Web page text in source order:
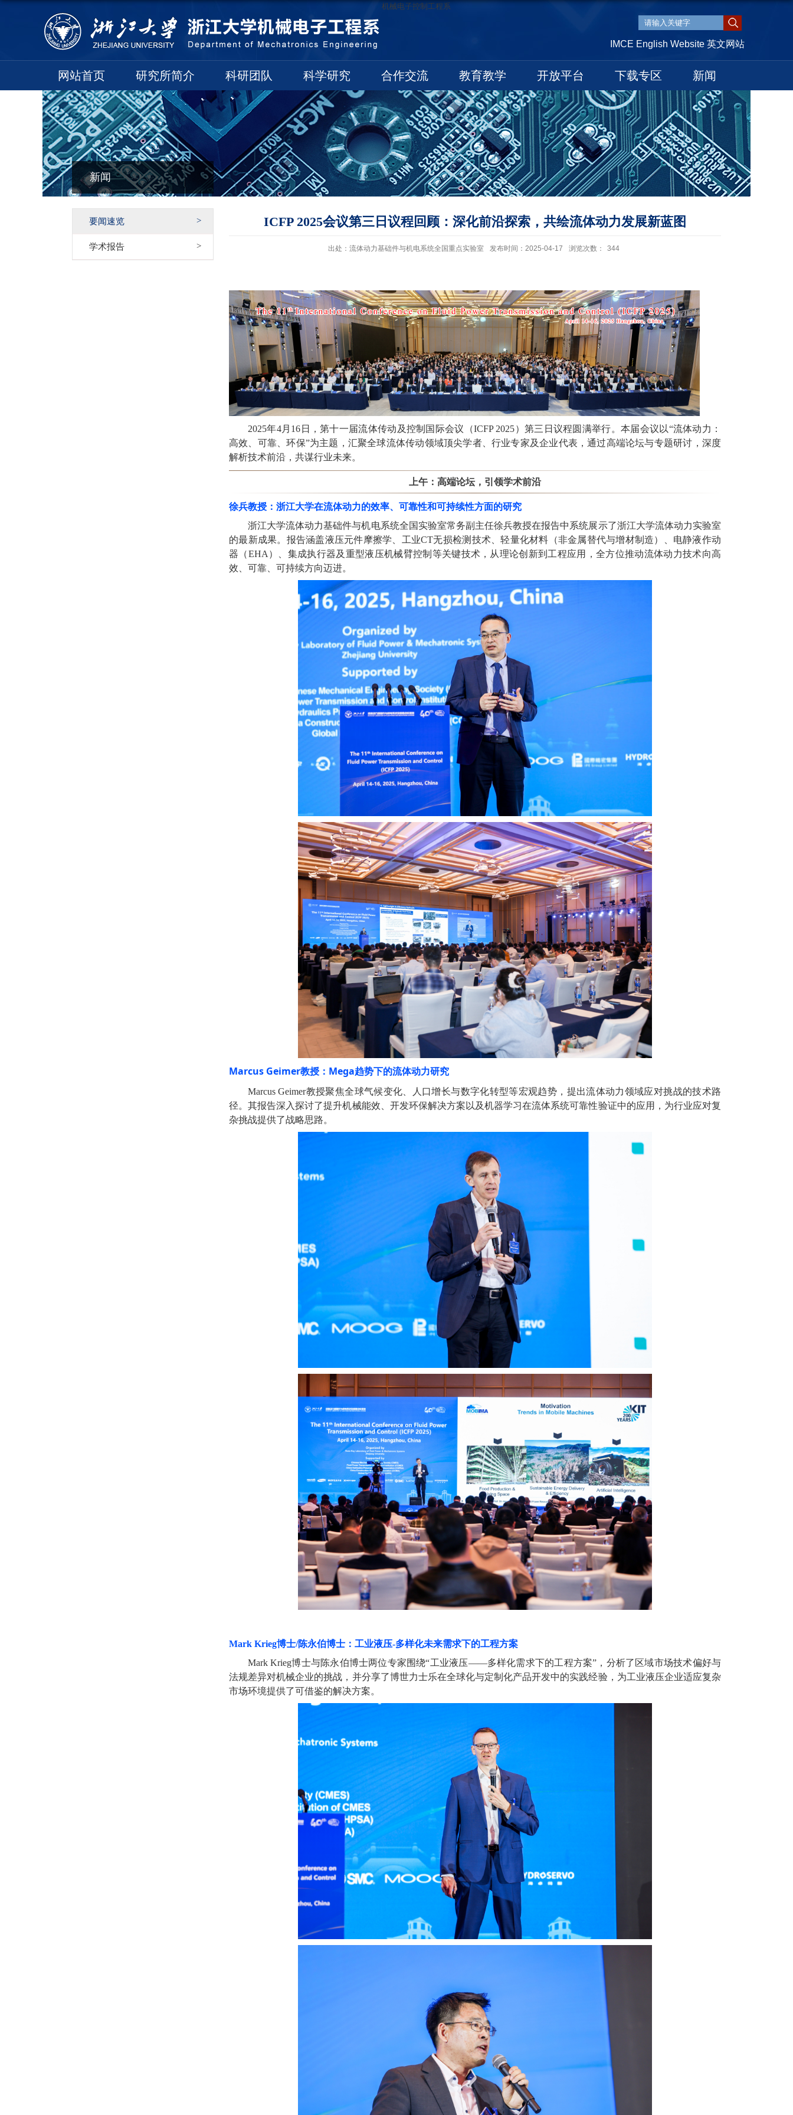
机械电子控制工程系
IMCE English Website 英文网站
网站首页 研究所简介 科研团队 科学研究 合作交流 教育教学 开放平台 下载专区 新闻
新闻
要闻速览
学术报告
ICFP 2025会议第三日议程回顾：深化前沿探索，共绘流体动力发展新蓝图
出处：流体动力基础件与机电系统全国重点实验室 发布时间：2025-04-17 浏览次数： 344
2025年4月 16 日，第十一届流体传动及控制国际会议（ICFP 2025）第三日议程圆满举行。本届会议以“流体动力：
高效、可靠、环保”为主题，汇聚全球流体传动领域顶尖学者、行业专家及企业代表，通过高端论坛与专题研讨，深度
解析技术前沿，共谋行业未来。
上午：高端论坛，引领学术前沿
徐兵教授：浙江大学在流体动力的效率、可靠性和可持续性方面的研究
浙江大学流体动力基础件与机电系统全国实验室常务副主任徐兵教授在报告中系统展示了浙江大学流体动力实验室
的最新成果。报告涵盖液压元件摩擦学、工业CT无损检测技术、轻量化材料（非金属替代与增材制造）、电静液作动
器（EHA ）
、集成执行器及重型液压机械臂控制等关键技术，从理论创新到工程应用，全方位推动流体动力技术向高
效、可靠、可持续方向迈进。
Marcus Geimer教授：Mega趋势下的流体动力研究
Marcus Geimer教授聚焦全球气候变化、人口增长与数字化转型等宏观趋势，提出流体动力领域应对挑战的技术路
径。其报告深入探讨了提升机械能效、开发环保解决方案以及机器学习在流体系统可靠性验证中的应用，为行业应对复
杂挑战提供了战略思路。
Mark Krieg博士/陈永伯博士：工业液压-多样化未来需求下的工程方案
Mark Krieg博士与陈永伯博士两位专家围绕“工业液压——多样化需求下的工程方案” ，分析了区域市场技术偏好与
法规差异对机械企业的挑战，并分享了博世力士乐在全球化与定制化产品开发中的实践经验，为工业液压企业适应复杂
市场环境提供了可借鉴的解决方案。